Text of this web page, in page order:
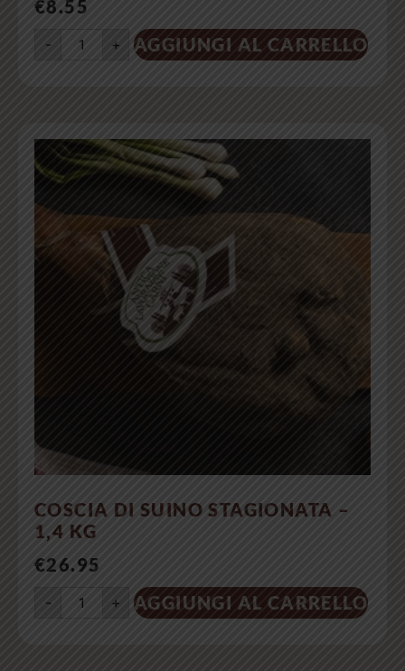
€8.55
- + AGGIUNGI AL CARRELLO
COSCIA DI SUINO STAGIONATA –
1,4 KG
€26.95
- + AGGIUNGI AL CARRELLO